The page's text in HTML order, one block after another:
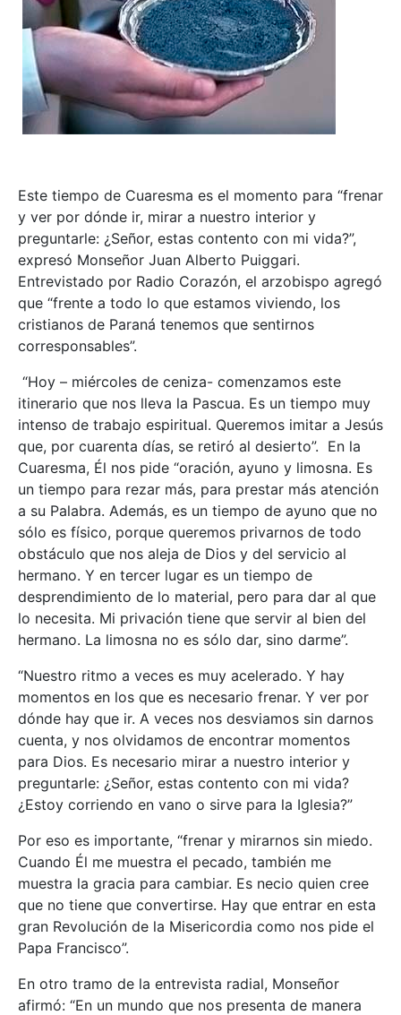
Este tiempo de Cuaresma es el momento para “frenar
y ver por dónde ir, mirar a nuestro interior y
preguntarle: ¿Señor, estas contento con mi vida?”,
expresó Monseñor Juan Alberto Puiggari.
Entrevistado por Radio Corazón, el arzobispo agregó
que “frente a todo lo que estamos viviendo, los
cristianos de Paraná tenemos que sentirnos
corresponsables”.
“Hoy – miércoles de ceniza- comenzamos este
itinerario que nos lleva la Pascua. Es un tiempo muy
intenso de trabajo espiritual. Queremos imitar a Jesús
que, por cuarenta días, se retiró al desierto”. En la
Cuaresma, Él nos pide “oración, ayuno y limosna. Es
un tiempo para rezar más, para prestar más atención
a su Palabra. Además, es un tiempo de ayuno que no
sólo es físico, porque queremos privarnos de todo
obstáculo que nos aleja de Dios y del servicio al
hermano. Y en tercer lugar es un tiempo de
desprendimiento de lo material, pero para dar al que
lo necesita. Mi privación tiene que servir al bien del
hermano. La limosna no es sólo dar, sino darme”.
“Nuestro ritmo a veces es muy acelerado. Y hay
momentos en los que es necesario frenar. Y ver por
dónde hay que ir. A veces nos desviamos sin darnos
cuenta, y nos olvidamos de encontrar momentos
para Dios. Es necesario mirar a nuestro interior y
preguntarle: ¿Señor, estas contento con mi vida?
¿Estoy corriendo en vano o sirve para la Iglesia?”
Por eso es importante, “frenar y mirarnos sin miedo.
Cuando Él me muestra el pecado, también me
muestra la gracia para cambiar. Es necio quien cree
que no tiene que convertirse. Hay que entrar en esta
gran Revolución de la Misericordia como nos pide el
Papa Francisco”.
En otro tramo de la entrevista radial, Monseñor
afirmó: “En un mundo que nos presenta de manera